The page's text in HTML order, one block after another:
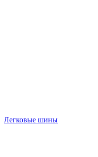
Легковые шины